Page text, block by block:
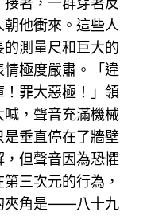
他衝來。這些人
測量尺和巨大的
極度嚴肅。「違
罪大惡極！」領
，聲音充滿機械
垂直停在了牆壁
，但聲音因為恐懼
三次元的行為，
夾角是——八十九